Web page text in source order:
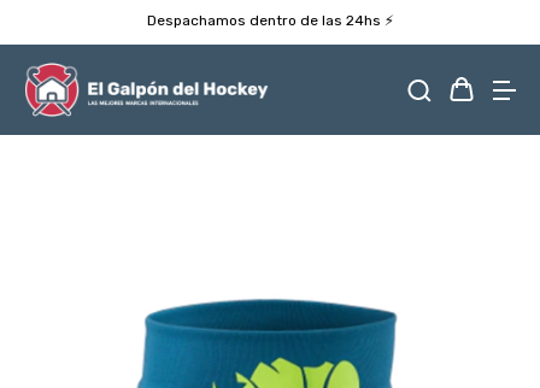
Despachamos dentro de las 24hs ⚡️